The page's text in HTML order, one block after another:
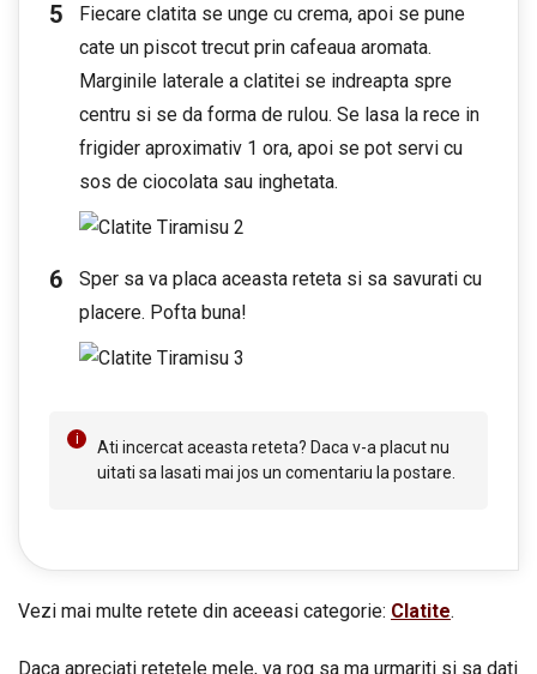
Fiecare clatita se unge cu crema, apoi se pune
cate un piscot trecut prin cafeaua aromata.
Marginile laterale a clatitei se indreapta spre
centru si se da forma de rulou. Se lasa la rece in
frigider aproximativ 1 ora, apoi se pot servi cu
sos de ciocolata sau inghetata.
Sper sa va placa aceasta reteta si sa savurati cu
placere. Pofta buna!
Ati incercat aceasta reteta? Daca v-a placut nu
uitati sa lasati mai jos un comentariu la postare.
Vezi mai multe retete din aceeasi categorie: Clatite.
Daca apreciati retetele mele, va rog sa ma urmariti si sa dati